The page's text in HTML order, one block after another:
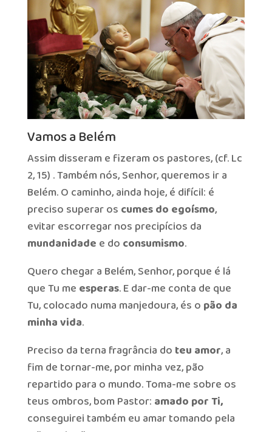
Vamos a Belém
Assim disseram e fizeram os pastores, (cf. Lc
2, 15) . Também nós, Senhor, queremos ir a
Belém. O caminho, ainda hoje, é difícil: é
preciso superar os cumes do egoísmo,
evitar escorregar nos precipícios da
mundanidade e do consumismo.
Quero chegar a Belém, Senhor, porque é lá
que Tu me esperas. E dar-me conta de que
Tu, colocado numa manjedoura, és o pão da
minha vida.
Preciso da terna fragrância do teu amor, a
fim de tornar-me, por minha vez, pão
repartido para o mundo. Toma-me sobre os
teus ombros, bom Pastor: amado por Ti,
conseguirei também eu amar tomando pela